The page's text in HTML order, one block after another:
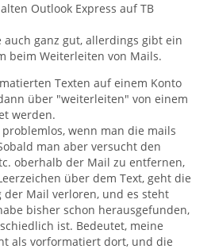
Outlook Express auf TB
auch ganz gut, allerdings gibt ein
beim Weiterleiten von Mails.
Texten auf einem Konto
über "weiterleiten" von einem
werden.
wenn man die mails
man aber versucht den
oberhalb der Mail zu entfernen,
über dem Text, geht die
der Mail verloren, und es steht
bisher schon herausgefunden,
ist. Bedeutet, meine
als vorformatiert dort, und die